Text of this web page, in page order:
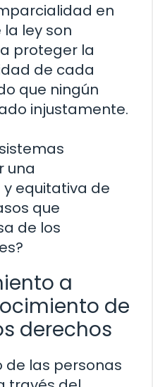
en
ley son
proteger la
de cada
que ningún
injustamente.
una
equitativa de
que
de los
a
de
derechos
de las personas